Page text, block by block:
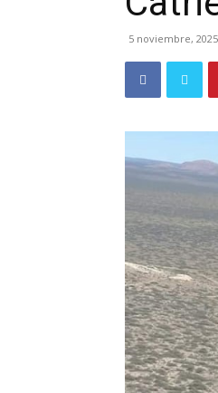
5 noviembre, 2025